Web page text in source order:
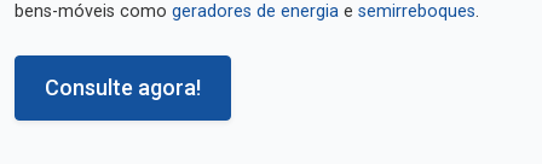
bens-móveis como geradores de energia e semirreboques.
Consulte agora!